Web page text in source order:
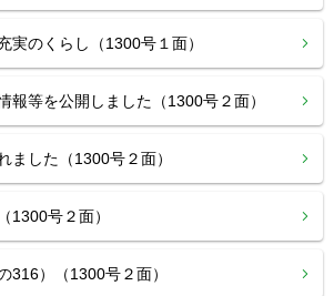
実のくらし（1300号１面）
報等を公開しました（1300号２面）
ました（1300号２面）
1300号２面）
316）（1300号２面）